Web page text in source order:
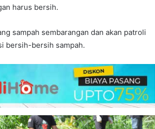
harus bersih.
sampah sembarangan dan akan patroli
bersih-bersih sampah.